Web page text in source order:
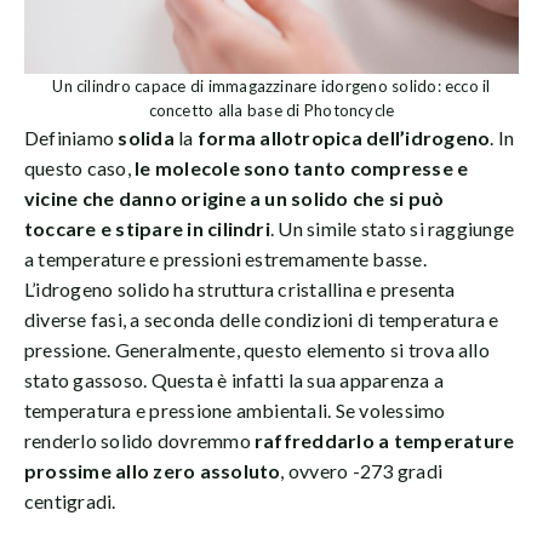
Un cilindro capace di immagazzinare idorgeno solido: ecco il
concetto alla base di Photoncycle
Definiamo solida la forma allotropica dell’idrogeno. In
questo caso, le molecole sono tanto compresse e
vicine che danno origine a un solido che si può
toccare e stipare in cilindri. Un simile stato si raggiunge
a temperature e pressioni estremamente basse.
L’idrogeno solido ha struttura cristallina e presenta
diverse fasi, a seconda delle condizioni di temperatura e
pressione. Generalmente, questo elemento si trova allo
stato gassoso. Questa è infatti la sua apparenza a
temperatura e pressione ambientali. Se volessimo
renderlo solido dovremmo raffreddarlo a temperature
prossime allo zero assoluto, ovvero -273 gradi
centigradi.